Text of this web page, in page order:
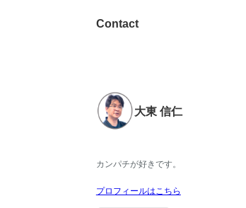
Contact
大東 信仁
カンパチが好きです。
プロフィールはこちら
今回は、”BOSCH ボッシ
ボッシュ オートモーティ